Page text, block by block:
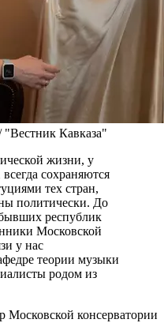
Кавказа"
жизни, у
сохраняются
тех стран,
политически. До
республик
Московской
у нас
теории музыки
родом из
Московской консерватории